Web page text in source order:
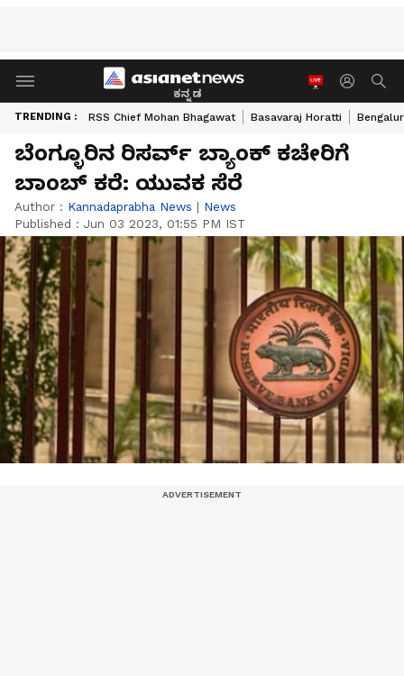
ಕನ್ನಡ
TRENDING : RSS Chief Mohan Bhagawat Basavaraj Horatti
ಬೆಂಗ್ಳೂರಿನ ರಿಸರ್ವ್‌ ಬ್ಯಾಂಕ್‌ ಕಚೇರಿಗೆ
ಬಾಂಬ್‌ ಕರೆ: ಯುವಕ ಸೆರೆ
Author : Kannadaprabha News | News
Published : Jun 03 2023, 01:55 PM IST